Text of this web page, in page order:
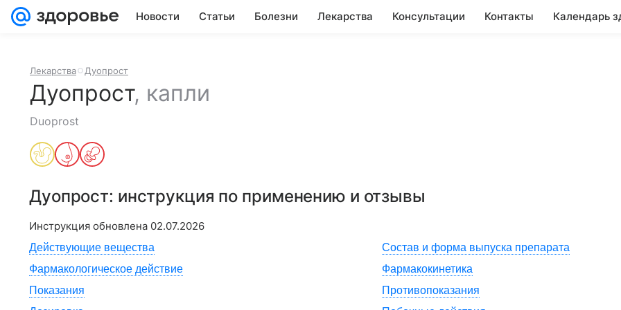
Новости Статьи Болезни Лекарства Консультации Контакты Календарь
Лекарства Дуопрост
Дуопрост, капли
Duoprost
Дуопрост: инструкция по применению и отзывы
Инструкция обновлена 02.07.2026
Действующие вещества
Состав и форма выпуска препарата
Фармакологическое действие
Фармакокинетика
Показания
Противопоказания